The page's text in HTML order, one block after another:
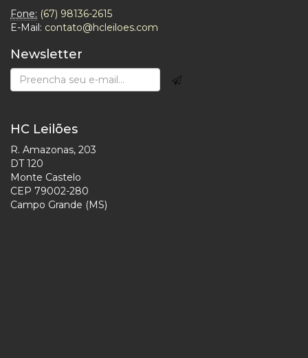
Fone: (67) 98136-2615
E-Mail: contato@hcleiloes.com
Newsletter
HC Leilões
R. Amazonas, 203
DT 120
Monte Castelo
CEP 79002-280
Campo Grande (MS)